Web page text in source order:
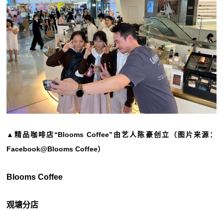
▲精品咖啡店“Blooms Coffee”由艺人陈豪创立（图片来源：
Facebook@Blooms Coffee）
Blooms Coffee
观塘分店